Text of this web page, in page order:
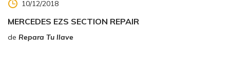
10/12/2018
MERCEDES EZS SECTION REPAIR
de Repara Tu llave